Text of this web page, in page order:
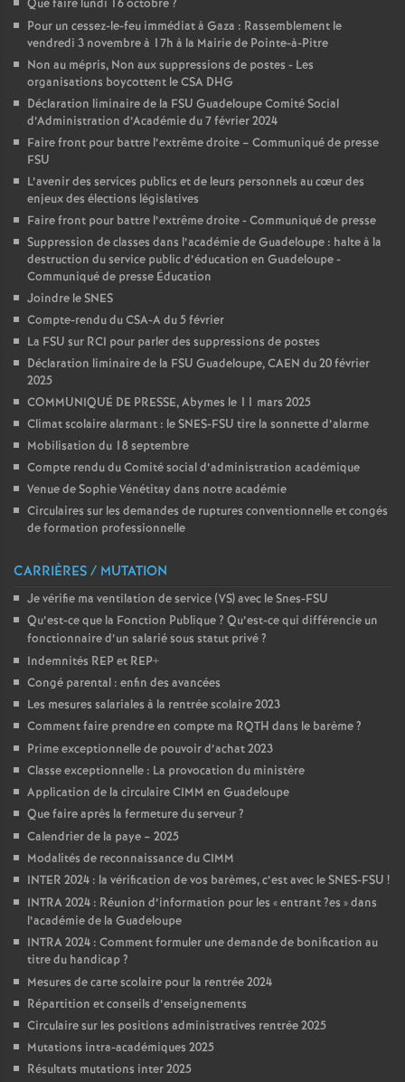
Que faire lundi 16 octobre ?
Pour un cessez-le-feu immédiat à Gaza : Rassemblement le
vendredi 3 novembre à 17h à la Mairie de Pointe-à-Pitre
Non au mépris, Non aux suppressions de postes - Les
organisations boycottent le CSA DHG
Déclaration liminaire de la FSU Guadeloupe Comité Social
d’Administration d’Académie du 7 février 2024
Faire front pour battre l’extrême droite – Communiqué de presse
FSU
L’avenir des services publics et de leurs personnels au cœur des
enjeux des élections législatives
Faire front pour battre l’extrême droite - Communiqué de presse
Suppression de classes dans l’académie de Guadeloupe : halte à la
destruction du service public d’éducation en Guadeloupe -
Communiqué de presse Éducation
Joindre le SNES
Compte-rendu du CSA-A du 5 février
La FSU sur RCI pour parler des suppressions de postes
Déclaration liminaire de la FSU Guadeloupe, CAEN du 20 février
2025
COMMUNIQUÉ DE PRESSE, Abymes le 11 mars 2025
Climat scolaire alarmant : le SNES-FSU tire la sonnette d’alarme
Mobilisation du 18 septembre
Compte rendu du Comité social d’administration académique
Venue de Sophie Vénétitay dans notre académie
Circulaires sur les demandes de ruptures conventionnelle et congés
de formation professionnelle
CARRIÈRES / MUTATION
Je vérifie ma ventilation de service (VS) avec le Snes-FSU
Qu’est-ce que la Fonction Publique? Qu’est-ce qui différencie un
fonctionnaire d’un salarié sous statut privé?
Indemnités REP et REP+
Congé parental : enfin des avancées
Les mesures salariales à la rentrée scolaire 2023
Comment faire prendre en compte ma RQTH dans le barème?
Prime exceptionnelle de pouvoir d’achat 2023
Classe exceptionnelle : La provocation du ministère
Application de la circulaire CIMM en Guadeloupe
Que faire après la fermeture du serveur?
Calendrier de la paye – 2025
Modalités de reconnaissance du CIMM
INTER 2024 : la vérification de vos barèmes, c’est avec le SNES-FSU !
INTRA 2024 : Réunion d’information pour les «entrant?es » dans
l’académie de la Guadeloupe
INTRA 2024 : Comment formuler une demande de bonification au
titre du handicap?
Mesures de carte scolaire pour la rentrée 2024
Répartition et conseils d’enseignements
Circulaire sur les positions administratives rentrée 2025
Mutations intra-académiques 2025
Résultats mutations inter 2025